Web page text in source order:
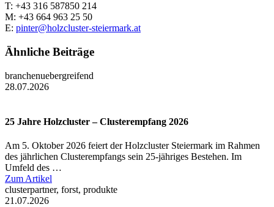
T: +43 316 587850 214
M: +43 664 963 25 50
E: pinter@holzcluster-steiermark.at
Ähnliche Beiträge
branchenuebergreifend
28.07.2026
25 Jahre Holzcluster – Clusterempfang 2026
Am 5. Oktober 2026 feiert der Holzcluster Steiermark im Rahmen
des jährlichen Clusterempfangs sein 25-jähriges Bestehen. Im
Umfeld des …
Zum Artikel
clusterpartner, forst, produkte
21.07.2026